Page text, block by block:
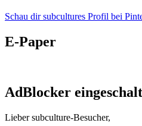
Schau dir subcultures Profil bei
E-Paper
AdBlocker
Lieber subculture-Besucher,